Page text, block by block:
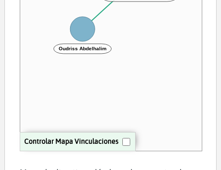
Controlar Mapa Vinculaciones
Oudriss Abdelhalim